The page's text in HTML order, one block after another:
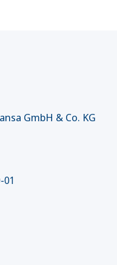
GmbH & Co. KG
01